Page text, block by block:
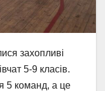
захопливі
5-9 класів.
5 команд, а це